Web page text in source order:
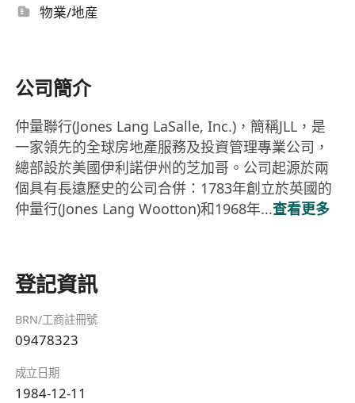
物業/地産
公司簡介
仲量聯行(Jones Lang LaSalle, Inc.)，簡稱JLL，是
一家領先的全球房地產服務及投資管理專業公司，
總部設於美國伊利諾伊州的芝加哥。公司起源於兩
個具有長遠歷史的公司合併：1783年創立於英國的
仲量行(Jones Lang Wootton)和1968年...查看更多
登記資訊
BRN/工商註冊號
09478323
成立日期
1984-12-11